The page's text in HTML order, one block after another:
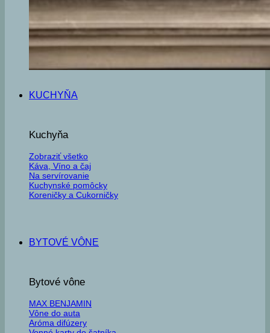
KUCHYŇA
Kuchyňa
Zobraziť všetko
Káva, Víno a čaj
Na servírovanie
Kuchynské pomôcky
Koreničky a Cukorničky
BYTOVÉ VÔNE
Bytové vône
MAX BENJAMIN
Vône do auta
Aróma difúzery